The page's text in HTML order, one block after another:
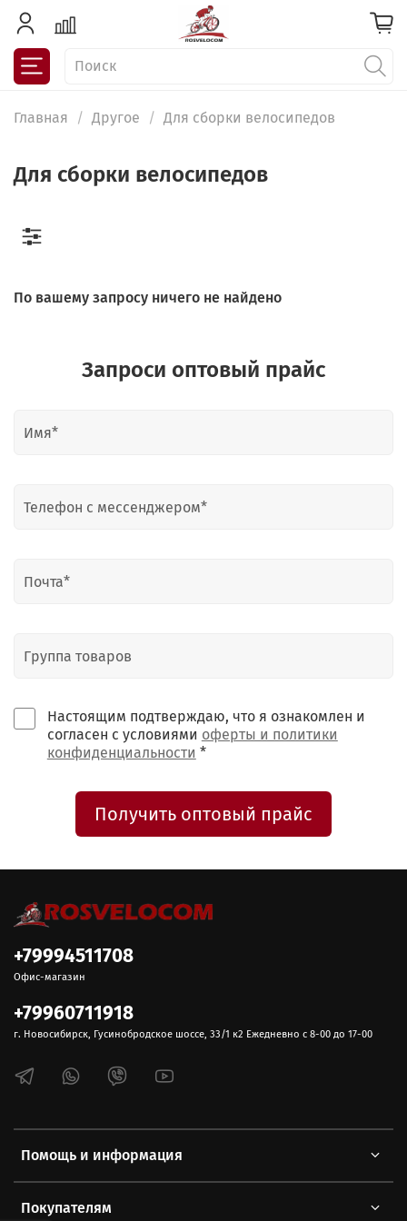
Главная Другое Для сборки велосипедов
Для сборки велосипедов
По вашему запросу ничего не найдено
Запроси оптовый прайс
Настоящим подтверждаю, что я ознакомлен и
согласен с условиями оферты и политики
конфиденциальности *
Получить оптовый прайс
Помощь и информация
Покупателям
+79994511708
Офис-магазин
+79960711918
г. Новосибирск, Гусинобродское шоссе, 33/1 к2 Ежедневно с 8-00 до 17-00